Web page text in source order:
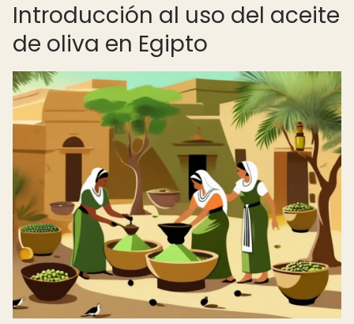
Introducción al uso del aceite
de oliva en Egipto